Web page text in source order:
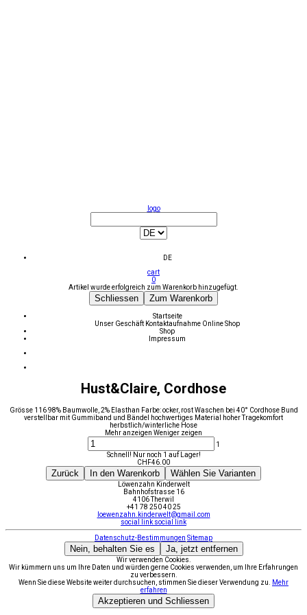
logo
DE
cart
0
Artikel wurde erfolgreich zum Warenkorb hinzugefügt.
Schliessen Zum Warenkorb
Startseite
Unser Geschäft Kontaktaufnahme Online Shop
Shop
Impressum
Hust&Claire, Cordhose
Grösse 116 98% Baumwolle, 2% Elasthan Farbe: ocker, rost Waschen bei 40° Cordhose Bund
verstellbar mit Gummiband und Bändel hochwertiges Material hoher Tragekomfort
herbstlich/winterliche Hose
Mehr anzeigen Weniger zeigen
1
Schnell! Nur noch 1 auf Lager!
CHF46.00
Zurück In den Warenkorb Wählen Sie Varianten
Löwenzahn Kinderwelt
Bahnhofstrasse 16
4106 Therwil
+41 78 250 40 25
loewenzahn.kinderwelt@gmail.com
social link social link
Datenschutz-Bestimmungen Sitemap
Nein, behalten Sie es Ja, jetzt entfernen
Wir verwenden Cookies.
Wir kümmern uns um Ihre Daten und würden gerne Cookies verwenden, um Ihre Erfahrungen
zu verbessern.
Wenn Sie diese Website weiter durchsuchen, stimmen Sie dieser Verwendung zu.
Mehr
erfahren
Akzeptieren und Schliessen